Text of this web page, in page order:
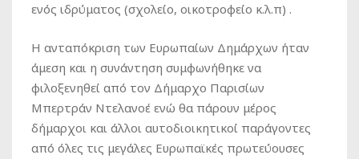
ενός ιδρύματος (σχολείο, οικοτροφείο κ.λ.π) .
Η ανταπόκριση των Ευρωπαίων Δημάρχων ήταν
άμεση και η συνάντηση συμφωνήθηκε να
φιλοξενηθεί από τον Δήμαρχο Παρισίων
Μπερτράν Ντελανοέ ενώ θα πάρουν μέρος
δήμαρχοι και άλλοι αυτοδιοικητικοί παράγοντες
από όλες τις μεγάλες Ευρωπαϊκές πρωτεύουσες